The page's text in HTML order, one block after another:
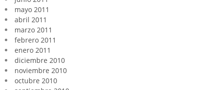
mayo 2011
abril 2011
marzo 2011
febrero 2011
enero 2011
diciembre 2010
noviembre 2010
octubre 2010